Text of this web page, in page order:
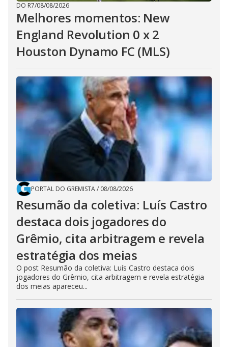
DO R7/08/08/2026
Melhores momentos: New
England Revolution 0 x 2
Houston Dynamo FC (MLS)
PORTAL DO GREMISTA/ 08/08/2026
Resumão da coletiva: Luís Castro
destaca dois jogadores do
Grêmio, cita arbitragem e revela
estratégia dos meias
O post Resumão da coletiva: Luís Castro destaca dois
jogadores do Grêmio, cita arbitragem e revela estratégia
dos meias apareceu...